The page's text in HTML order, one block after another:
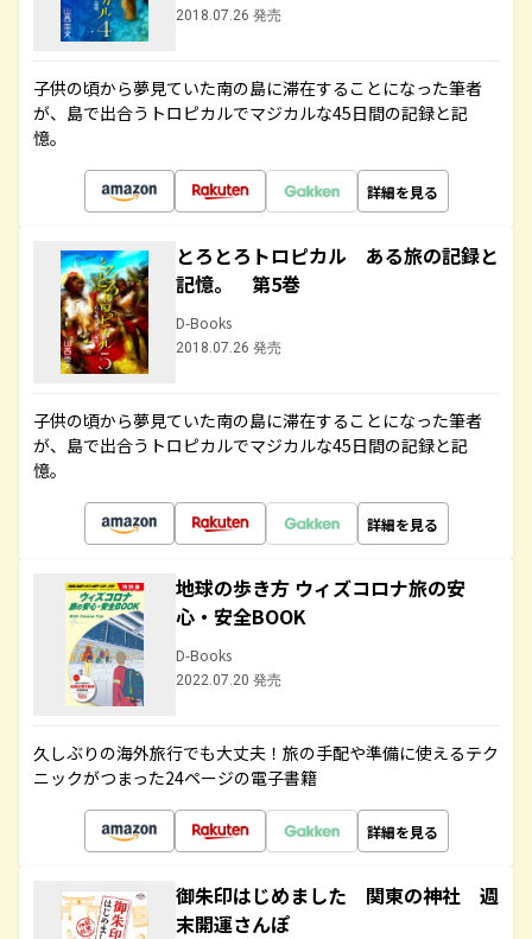
2018.07.26 発売
子供の頃から夢見ていた南の島に滞在することになった筆者
が、島で出合うトロピカルでマジカルな45日間の記録と記
憶。
詳細を見る
とろとろトロピカル ある旅の記録と
記憶。 第5巻
D-Books
2018.07.26 発売
子供の頃から夢見ていた南の島に滞在することになった筆者
が、島で出合うトロピカルでマジカルな45日間の記録と記
憶。
詳細を見る
地球の歩き方 ウィズコロナ旅の安
心・安全BOOK
D-Books
2022.07.20 発売
久しぶりの海外旅行でも大丈夫！旅の手配や準備に使えるテク
ニックがつまった24ページの電子書籍
詳細を見る
御朱印はじめました 関東の神社 週
末開運さんぽ